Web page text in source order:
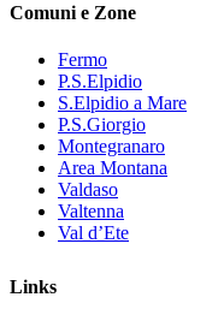
Comuni e Zone
Fermo
P.S.Elpidio
S.Elpidio a Mare
P.S.Giorgio
Montegranaro
Area Montana
Valdaso
Valtenna
Val d’Ete
Links